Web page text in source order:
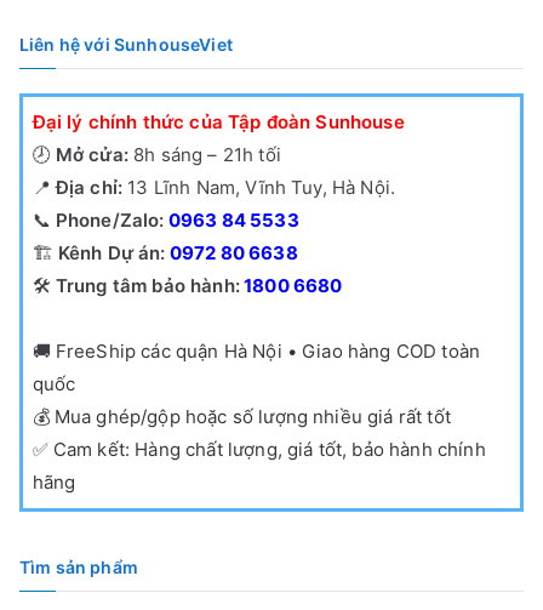
Liên hệ với SunhouseViet
Đại lý chính thức của Tập đoàn Sunhouse
🕗 Mở cửa:8h sáng – 21h tối
📍Địa chỉ: 13 Lĩnh Nam, Vĩnh Tuy, Hà Nội.
📞 Phone/Zalo: 0963 84 5533
🏗️ Kênh Dự án: 0972 80 6638
🛠️ Trung tâm bảo hành:1800 6680
🚚 FreeShip các quận Hà Nội • Giao hàng COD toàn
quốc
💰 Mua ghép/gộp hoặc số lượng nhiều giá rất tốt
✅ Cam kết: Hàng chất lượng, giá tốt, bảo hành chính
hãng
Tìm sản phẩm